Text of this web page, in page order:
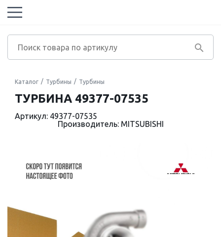
Каталог Турбины Турбины
ТУРБИНА 49377-07535
Артикул: 49377-07535
Производитель: MITSUBISHI